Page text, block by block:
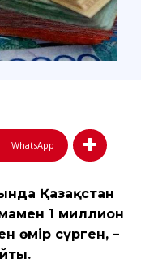
WhatsApp
Қазақстан
1 миллион
өмір сүрген, –